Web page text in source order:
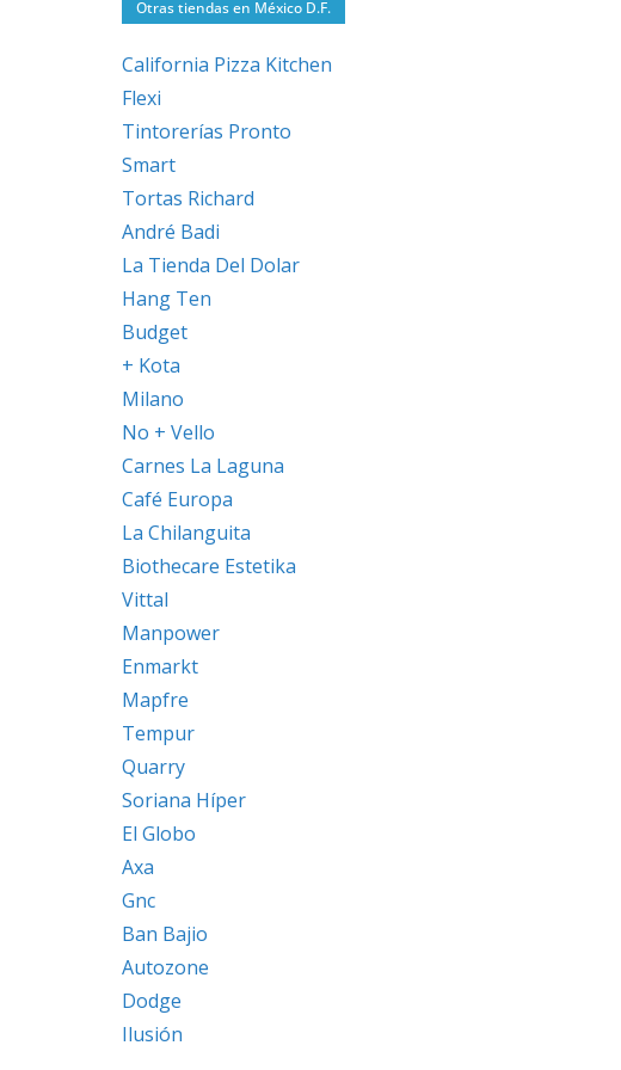
Otras tiendas en México D.F.
California Pizza Kitchen
Flexi
Tintorerías Pronto
Smart
Tortas Richard
André Badi
La Tienda Del Dolar
Hang Ten
Budget
+ Kota
Milano
No + Vello
Carnes La Laguna
Café Europa
La Chilanguita
Biothecare Estetika
Vittal
Manpower
Enmarkt
Mapfre
Tempur
Quarry
Soriana Híper
El Globo
Axa
Gnc
Ban Bajio
Autozone
Dodge
Ilusión